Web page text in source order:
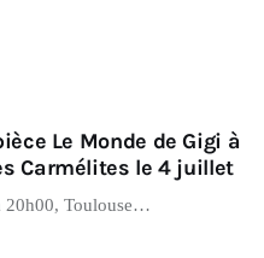
Le Monde de Gigi à
Carmélites le 4 juillet
20h00, Toulouse…